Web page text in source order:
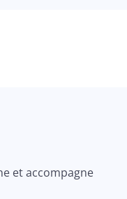
et accompagne